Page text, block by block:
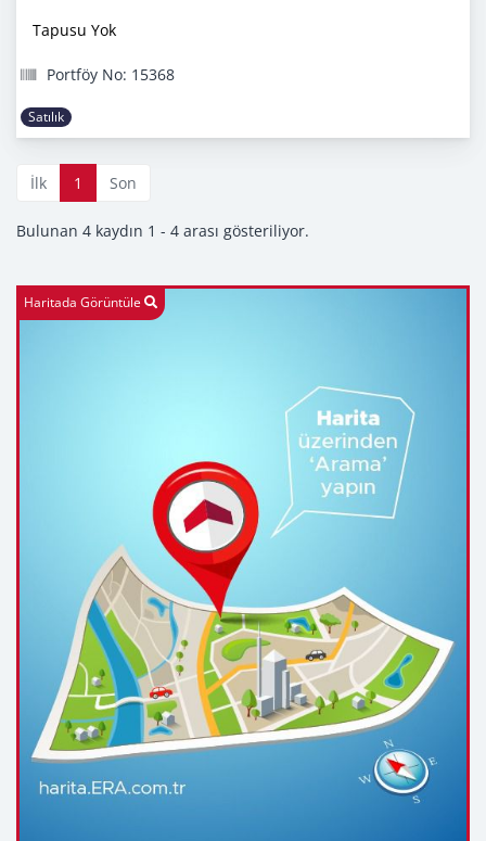
Tapusu Yok
Portföy No: 15368
Satılık
İlk 1 Son
Bulunan 4 kaydın 1 - 4 arası gösteriliyor.
Haritada Görüntüle